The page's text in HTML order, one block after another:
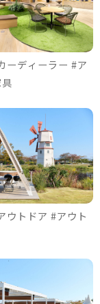
ーディーラー #ア
ウトドア #アウト